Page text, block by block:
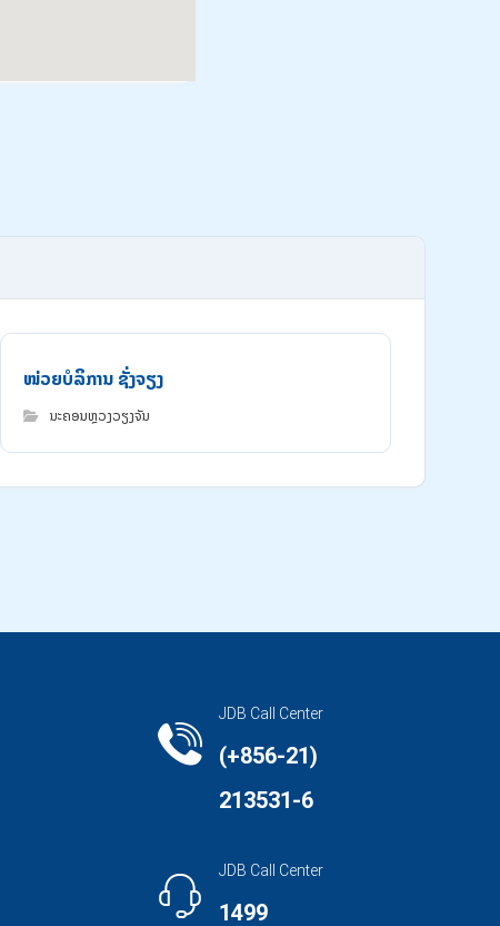
ໜ່ວຍບໍລິການ ຊັ່ງຈຽງ
ນະຄອນຫຼວງວຽງຈັນ
JDB Call Center
(+856-21)
213531-6
JDB Call Center
1499